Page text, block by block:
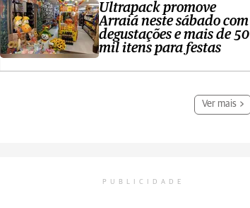
Ultrapack promove
Arraiá neste sábado com
degustações e mais de 50
mil itens para festas
Ver mais
PUBLICIDADE